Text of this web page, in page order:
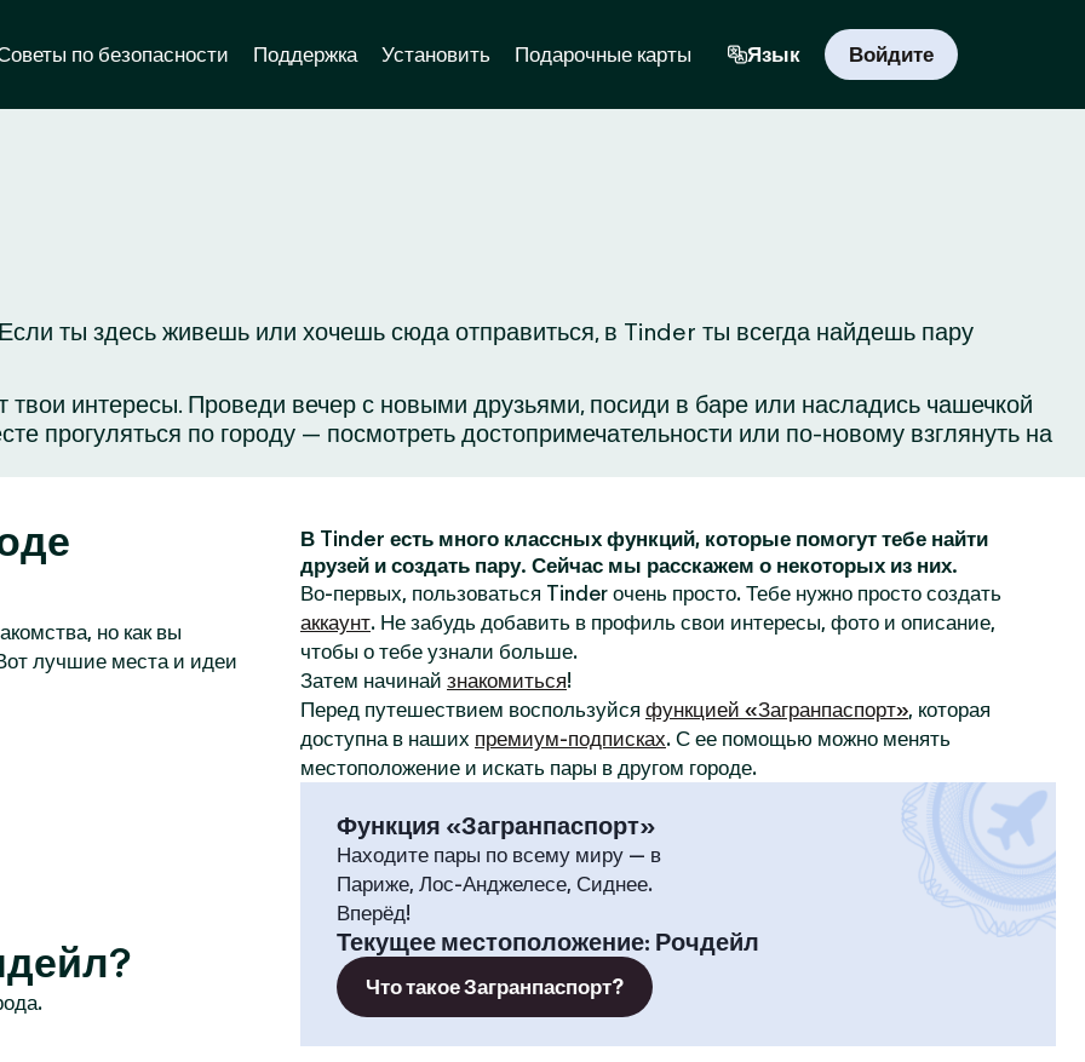
по безопасности Поддержка Установить Подарочные карты Язык Войдите
ты здесь живешь или хочешь сюда отправиться, в Tinder ты всегда найдешь пару
твои интересы. Проведи вечер с новыми друзьями, посиди в баре или насладись чашечкой
прогуляться по городу — посмотреть достопримечательности или по-новому взглянуть на
но как вы
лучшие места и идеи
В Tinder есть много классных функций, которые помогут тебе найти
друзей и создать пару. Сейчас мы расскажем о некоторых из них.
Во-первых, пользоваться Tinder очень просто. Тебе нужно просто создать
аккаунт. Не забудь добавить в профиль свои интересы, фото и описание,
чтобы о тебе узнали больше.
Затем начинай знакомиться!
Перед путешествием воспользуйся функцией «Загранпаспорт», которая
доступна в наших премиум-подписках. С ее помощью можно менять
местоположение и искать пары в другом городе.
Функция «Загранпаспорт»
Находите пары по всему миру — в
Париже, Лос-Анджелесе, Сиднее.
Вперёд!
Текущее местоположение: Рочдейл
Что такое Загранпаспорт?